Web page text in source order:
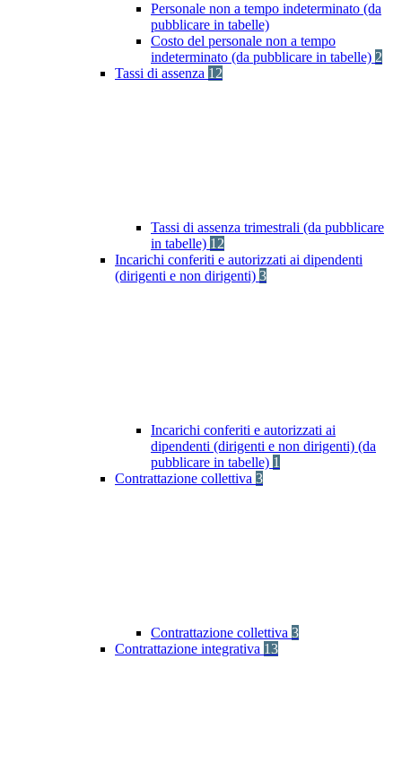
Personale non a tempo indeterminato (da
pubblicare in tabelle)
Costo del personale non a tempo
indeterminato (da pubblicare in tabelle) 2
Tassi di assenza 12
Tassi di assenza trimestrali (da pubblicare
in tabelle) 12
Incarichi conferiti e autorizzati ai dipendenti
(dirigenti e non dirigenti) 3
Incarichi conferiti e autorizzati ai
dipendenti (dirigenti e non dirigenti) (da
pubblicare in tabelle) 1
Contrattazione collettiva 3
Contrattazione collettiva 3
Contrattazione integrativa 13